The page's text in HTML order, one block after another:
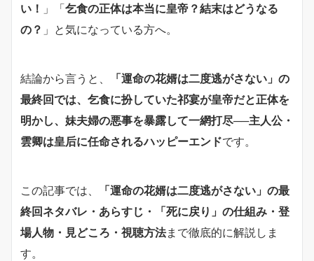
い！ 」「乞食の正体は本当に皇帝？結末はどうなる
の？ 」と気になっている方へ。
結論から言うと、
「運命の花婿は二度逃がさない」の
最終回では、乞食に扮していた祁宴が皇帝だと正体を
明かし、妹夫婦の悪事を暴露して一網打尽──主人公・
雲卿は皇后に任命されるハッピーエンドです。
この記事では、
「運命の花婿は二度逃がさない」の最
終回ネタバレ・あらすじ・「死に戻り」の仕組み・登
場人物・見どころ・視聴方法まで徹底的に解説しま
す。